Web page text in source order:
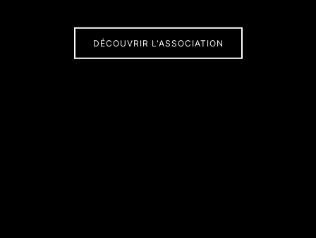
DÉCOUVRIR L'ASSOCIATION